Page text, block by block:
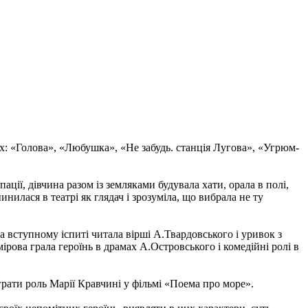
«Голова», «Любушка», «Не забудь. станція Лугова», «Угрюм-
дівчина разом із земляками будувала хати, орала в полі,
в театрі як глядач і зрозуміла, що вибрала не ту
іспиті читала вірші А.Твардовського і уривок з
грала героїнь в драмах А.Островського і комедійні ролі в
роль Марії Кравчині у фільмі «Поема про море».